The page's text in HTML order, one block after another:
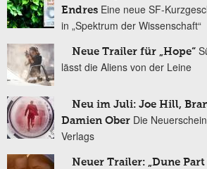
Endres Eine neue SF-
in „Spektrum der Wissenschaft“
Neue Trailer für „Hope“
lässt die Aliens von der Leine
Neu im Juli: Joe Hill,
Damien Ober Die
Verlags
Neuer Trailer: „Dune Part